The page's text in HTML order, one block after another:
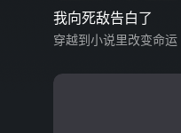
我向死敌告白了
穿越到小说里改变命运